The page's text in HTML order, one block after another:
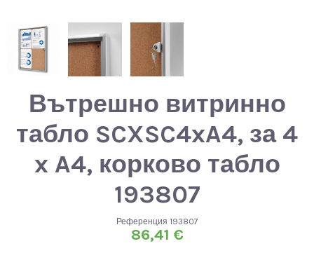
Вътрешно витринно
табло SCXSC4xA4, за 4
x A4, корково табло
193807
Референция 193807
86,41 €